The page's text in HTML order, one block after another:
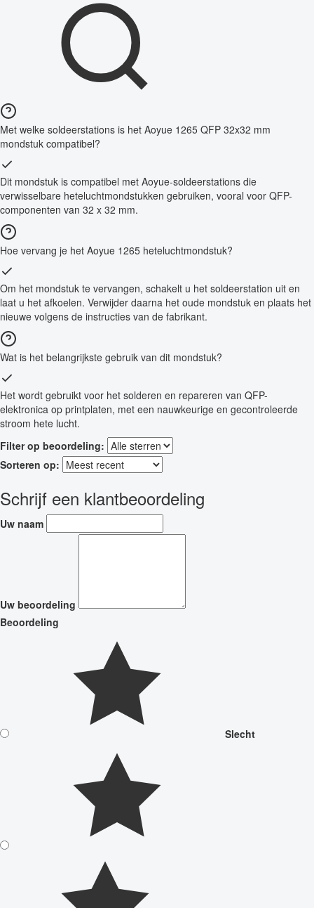
Met welke soldeerstations is het Aoyue 1265 QFP 32x32 mm
mondstuk compatibel?
Dit mondstuk is compatibel met Aoyue-soldeerstations die
verwisselbare heteluchtmondstukken gebruiken, vooral voor QFP-
componenten van 32 x 32 mm.
Hoe vervang je het Aoyue 1265 heteluchtmondstuk?
Om het mondstuk te vervangen, schakelt u het soldeerstation uit en
laat u het afkoelen. Verwijder daarna het oude mondstuk en plaats het
nieuwe volgens de instructies van de fabrikant.
Wat is het belangrijkste gebruik van dit mondstuk?
Het wordt gebruikt voor het solderen en repareren van QFP-
elektronica op printplaten, met een nauwkeurige en gecontroleerde
stroom hete lucht.
Filter op beoordeling:
Sorteren op:
Schrijf een klantbeoordeling
Uw naam
Uw beoordeling
Beoordeling
Slecht